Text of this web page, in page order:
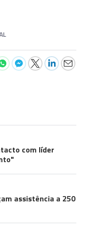
com líder
assistência a 250